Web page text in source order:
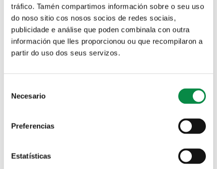
tráfico. Tamén compartimos información sobre o seu uso
do noso sitio cos nosos socios de redes sociais,
publicidade e análise que poden combinala con outra
información que lles proporcionou ou que recompilaron a
partir do uso dos seus servizos.
Selection
Necesario
Preferencias
Estatísticas
Certificados, informes y
documentación
Certificados, informes y documentación
Restaurar la legalidad urbanística